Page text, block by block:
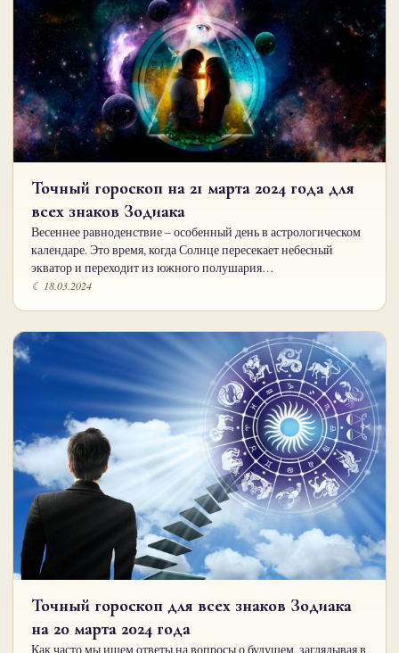
Точный гороскоп на 21 марта 2024 года для
всех знаков Зодиака
Весеннее равноденствие – особенный день в астрологическом
календаре. Это время, когда Солнце пересекает небесный
экватор и переходит из южного полушария…
☾ 18.03.2024
Точный гороскоп для всех знаков Зодиака
на 20 марта 2024 года
Как часто мы ищем ответы на вопросы о будущем, заглядывая в